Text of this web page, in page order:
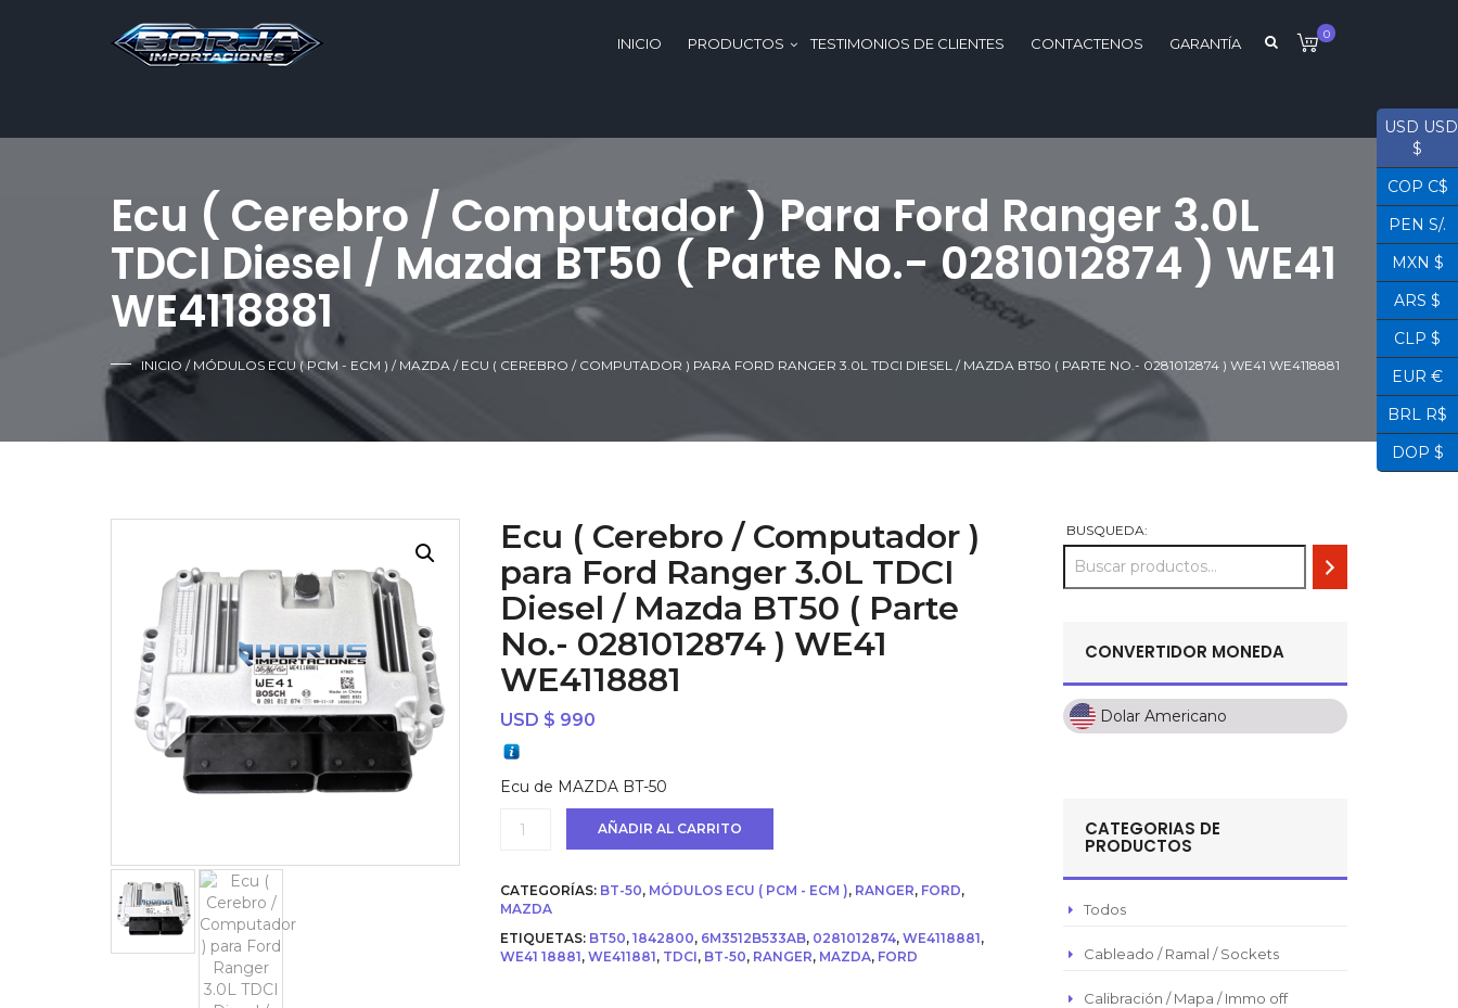
0
INICIO PRODUCTOS TESTIMONIOS DE CLIENTES CONTACTENOS GARANTÍA
Ecu ( Cerebro / Computador ) Para Ford Ranger 3.0L
TDCI Diesel / Mazda BT50 ( Parte No.- 0281012874 ) WE41
WE4118881
INICIO / MÓDULOS ECU ( PCM - ECM ) / MAZDA / ECU ( CEREBRO / COMPUTADOR ) PARA FORD RANGER 3.0L TDCI DIESEL / MAZDA BT50 ( PARTE NO.- 0281012874 ) WE41 WE4118881
Ecu ( Cerebro / Computador )
para Ford Ranger 3.0L TDCI
Diesel / Mazda BT50 ( Parte
No.- 0281012874 ) WE41
WE4118881
USD $ 990
Ecu de MAZDA BT-50
Ecu
/
Computador
para
Ford
AÑADIR AL CARRITO
CATEGORÍAS: BT-50, MÓDULOS ECU ( PCM - ECM ), RANGER, FORD,
MAZDA
ETIQUETAS: BT50, 1842800, 6M3512B533AB, 0281012874, WE4118881,
WE41 18881, WE411881, TDCI, BT-50, RANGER, MAZDA, FORD
BUSQUEDA:
CONVERTIDOR MONEDA
Dolar Americano
Dolar Americano
Pesos Mexicanos
Peso Chileno
CATEGORIAS DE
PRODUCTOS
Todos
Cableado / Ramal / Sockets
Calibración / Mapa / Immo off
USD USD
$
COP C$
PEN S/.
MXN $
ARS $
CLP $
EUR €
BRL R$
DOP $